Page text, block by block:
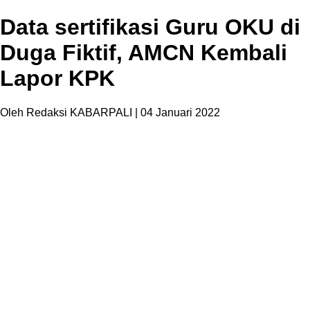
Data sertifikasi Guru OKU di
Duga Fiktif, AMCN Kembali
Lapor KPK
Oleh Redaksi KABARPALI | 04 Januari 2022